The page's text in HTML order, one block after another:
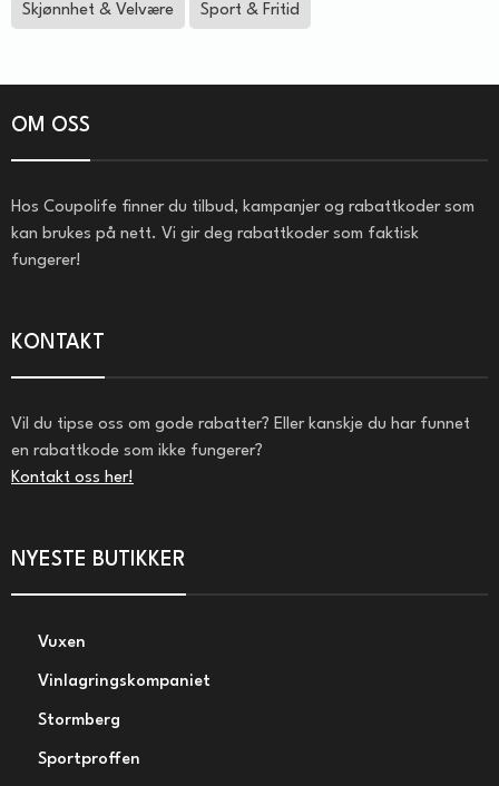
Skjønnhet & Velvære Sport & Fritid
OM OSS
Hos Coupolife finner du tilbud, kampanjer og rabattkoder som
kan brukes på nett. Vi gir deg rabattkoder som faktisk
fungerer!
KONTAKT
Vil du tipse oss om gode rabatter? Eller kanskje du har funnet
en rabattkode som ikke fungerer?
Kontakt oss her!
NYESTE BUTIKKER
Vuxen
Vinlagringskompaniet
Stormberg
Sportproffen